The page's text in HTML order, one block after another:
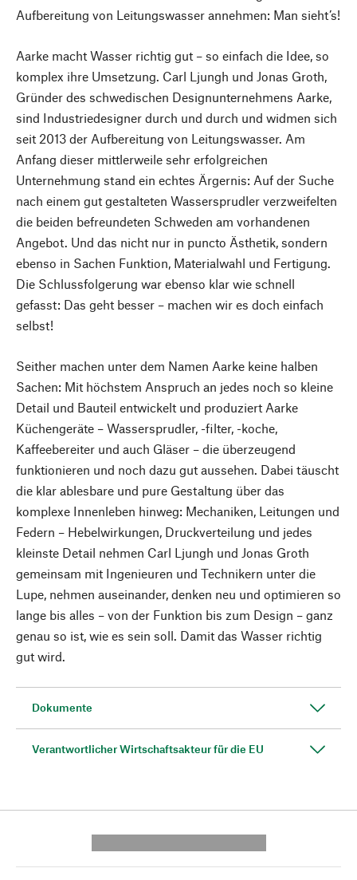
Aufbereitung von Leitungswasser annehmen: Man sieht’s!
Aarke macht Wasser richtig gut – so einfach die Idee, so
komplex ihre Umsetzung. Carl Ljungh und Jonas Groth,
Gründer des schwedischen Designunternehmens Aarke,
sind Industriedesigner durch und durch und widmen sich
seit 2013 der Aufbereitung von Leitungswasser. Am
Anfang dieser mittlerweile sehr erfolgreichen
Unternehmung stand ein echtes Ärgernis: Auf der Suche
nach einem gut gestalteten Wassersprudler verzweifelten
die beiden befreundeten Schweden am vorhandenen
Angebot. Und das nicht nur in puncto Ästhetik, sondern
ebenso in Sachen Funktion, Materialwahl und Fertigung.
Die Schlussfolgerung war ebenso klar wie schnell
gefasst: Das geht besser – machen wir es doch einfach
selbst!
Seither machen unter dem Namen Aarke keine halben
Sachen: Mit höchstem Anspruch an jedes noch so kleine
Detail und Bauteil entwickelt und produziert Aarke
Küchengeräte – Wassersprudler, -filter, -koche,
Kaffeebereiter und auch Gläser – die überzeugend
funktionieren und noch dazu gut aussehen. Dabei täuscht
die klar ablesbare und pure Gestaltung über das
komplexe Innenleben hinweg: Mechaniken, Leitungen und
Federn – Hebelwirkungen, Druckverteilung und jedes
kleinste Detail nehmen Carl Ljungh und Jonas Groth
gemeinsam mit Ingenieuren und Technikern unter die
Lupe, nehmen auseinander, denken neu und optimieren so
lange bis alles – von der Funktion bis zum Design – ganz
genau so ist, wie es sein soll. Damit das Wasser richtig
gut wird.
Dokumente
Verantwortlicher Wirtschaftsakteur für die EU